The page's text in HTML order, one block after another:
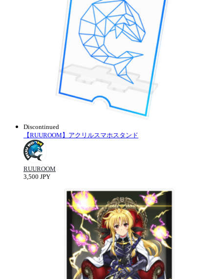
Discontinued
【RUUROOM】アクリルスマホスタンド
RUUROOM
3,500 JPY